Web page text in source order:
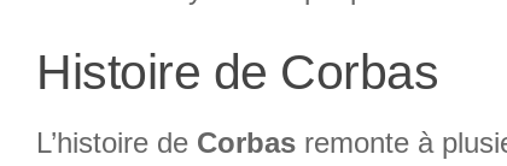
Histoire de Corbas
L’histoire de Corbas remonte à